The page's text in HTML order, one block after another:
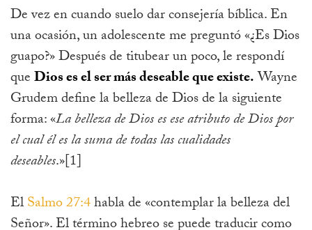
De vez en cuando suelo dar consejería bíblica. En
una ocasión, un adolescente me preguntó «¿Es Dios
guapo?» Después de titubear un poco, le respondí
queDios es el ser más deseable que existe.Wayne
Grudem define la belleza de Dios de la siguiente
forma:«La belleza de Dios es ese atributo de Dios por
el cual él es la suma de todas las cualidades
deseables.»[1]
ElSalmo 27:4habla de «contemplar la belleza del
Señor». El término hebreo se puede traducir como